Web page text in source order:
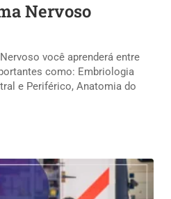
Nervoso
você aprenderá entre
como: Embriologia
e Periférico, Anatomia do